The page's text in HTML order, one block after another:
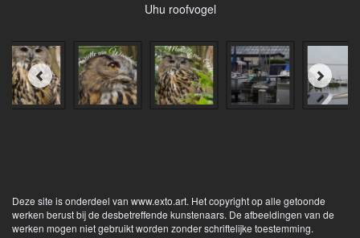
Uhu roofvogel
Deze site is onderdeel van www.exto.art. Het copyright op alle getoonde
werken berust bij de desbetreffende kunstenaars. De afbeeldingen van de
werken mogen niet gebruikt worden zonder schriftelijke toestemming.